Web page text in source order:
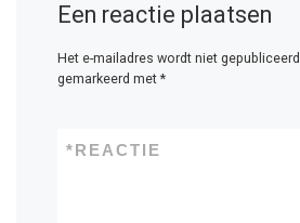
Een reactie plaatsen
Het e-mailadres wordt niet gepubliceerd.
gemarkeerd met *
REACTIE
*